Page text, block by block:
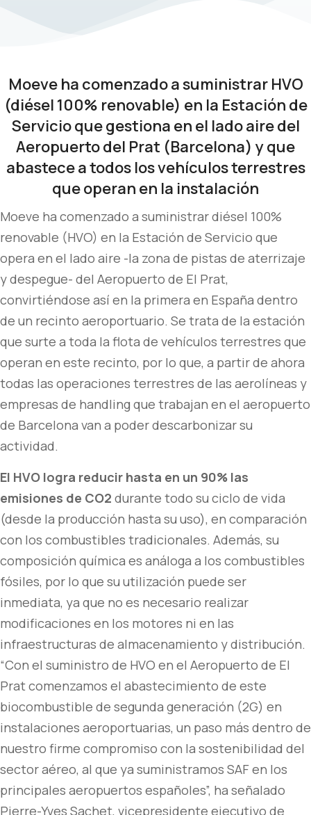
Moeve ha comenzado a suministrar HVO
(diésel 100% renovable) en la Estación de
Servicio que gestiona en el lado aire del
Aeropuerto del Prat (Barcelona) y que
abastece a todos los vehículos terrestres
que operan en la instalación
Moeve ha comenzado a suministrar diésel 100%
renovable (HVO) en la Estación de Servicio que
opera en el lado aire -la zona de pistas de aterrizaje
y despegue- del Aeropuerto de El Prat,
convirtiéndose así en la primera en España dentro
de un recinto aeroportuario. Se trata de la estación
que surte a toda la flota de vehículos terrestres que
operan en este recinto, por lo que, a partir de ahora
todas las operaciones terrestres de las aerolíneas y
empresas de handling que trabajan en el aeropuerto
de Barcelona van a poder descarbonizar su
actividad.
El HVO logra reducir hasta en un 90% las
emisiones de CO2 durante todo su ciclo de vida
(desde la producción hasta su uso), en comparación
con los combustibles tradicionales. Además, su
composición química es análoga a los combustibles
fósiles, por lo que su utilización puede ser
inmediata, ya que no es necesario realizar
modificaciones en los motores ni en las
infraestructuras de almacenamiento y distribución.
“Con el suministro de HVO en el Aeropuerto de El
Prat comenzamos el abastecimiento de este
biocombustible de segunda generación (2G) en
instalaciones aeroportuarias, un paso más dentro de
nuestro firme compromiso con la sostenibilidad del
sector aéreo, al que ya suministramos SAF en los
principales aeropuertos españoles”, ha señalado
Pierre-Yves Sachet, vicepresidente ejecutivo de